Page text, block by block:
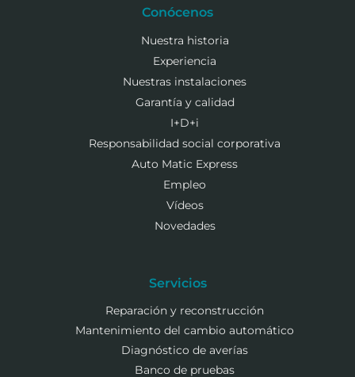
Conócenos
Nuestra historia
Experiencia
Nuestras instalaciones
Garantía y calidad
I+D+i
Responsabilidad social corporativa
Auto Matic Express
Empleo
Vídeos
Novedades
Servicios
Reparación y reconstrucción
Mantenimiento del cambio automático
Diagnóstico de averías
Banco de pruebas